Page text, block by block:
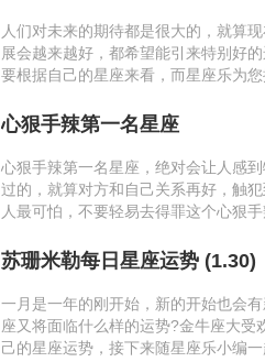
人们对未来的期待都是很大的，就算
展会越来越好，都希望能引来特别好
要根据自己的星座来看，而星座乐为
心狠手辣第一名星座
心狠手辣第一名星座，绝对会让人感
过的，就算对方和自己关系再好，触
人最可怕，不要轻易去得罪这个心狠
苏珊米勒每日星座运势 (1.30)
一月是一年的刚开始，新的开始也会
座又将面临什么样的运势?金牛座大
己的星座运势，接下来随星座乐小编